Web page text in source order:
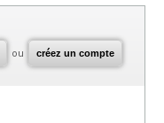
ou créez un compte